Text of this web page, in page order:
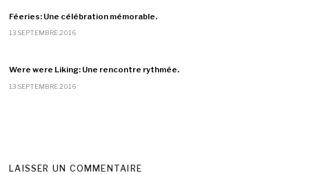
Féeries: Une célébration mémorable.
13 SEPTEMBRE 2016
Were were Liking: Une rencontre rythmée.
13 SEPTEMBRE 2016
LAISSER UN COMMENTAIRE